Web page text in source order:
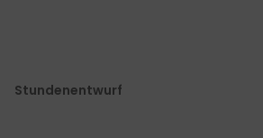
Stundenentwurf